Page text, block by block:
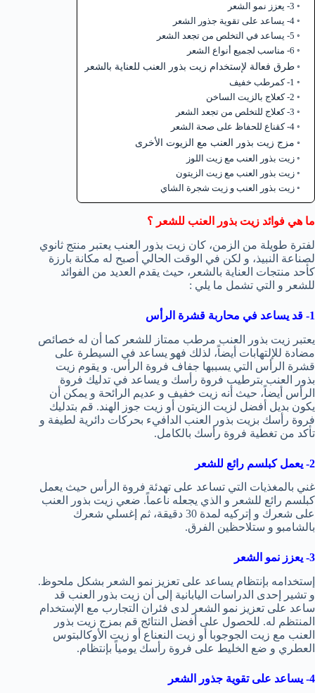
3- يعزز نمو الشعر
4- يساعد على تقوية جذور الشعر
5- يساعد في التخلص من تجعد الشعر
6- مناسب لجميع أنواع الشعر
طرق فعالة لإستخدام زيت بذور العنب للعناية بالشعر
1- كمرطب خفيف
2- كعلاج بالزيت الساخن
3- كعلاج للتخلص من تجعد الشعر
4- كقناع للحفاظ على صحة الشعر
مزج زيت بذور العنب مع الزيوت الأخرى
زيت بذور العنب مع زيت اللوز
زيت بذور العنب مع زيت الزيتون
زيت بذور العنب و زيت شجرة الشاي
ما هي فوائد زيت بذور العنب للشعر ؟
لفترة طويلة من الزمن، كان زيت بذور العنب يعتبر منتج ثانوي
لصناعة النبيذ، و لكن في الوقت الحالي أصبح له مكانة بارزة
كأحد منتجات العناية بالشعر، حيث يقدم العديد من الفوائد
للشعر و التي تشمل ما يلي :
1- قد يساعد في محاربة قشرة الرأس
يعتبر زيت بذور العنب مرطب ممتاز للشعر كما أن له خصائص
مضادة للإلتهابات أيضاً، لذلك فهو يساعد في السيطرة على
قشرة الرأس التي يسببها جفاف فروة الرأس. و يقوم زيت
بذور العنب بترطيب فروة رأسك و يساعد في تدليك فروة
الرأس أيضاً، حيث أنه زيت خفيف و عديم الرائحة و يمكن أن
يكون بديل أفضل لزيت الزيتون أو زيت جوز الهند. قم بتدليك
فروة رأسك بزيت بذور العنب الدافيء بحركات دائرية لطيفة و
تأكد من تغطية فروة رأسك بالكامل.
2- يعمل كبلسم رائع للشعر
غني بالمغذيات التي تساعد على تهدئة فروة الرأس حيث يعمل
كبلسم رائع للشعر و الذي يجعله ناعماً. ضعي زيت بذور العنب
على شعرك و إتركيه لمدة 30 دقيقة، ثم إغسلي شعرك
بالشامبو و ستلاحظين الفرق.
3- يعزز نمو الشعر
إستخدامه بإنتظام يساعد على تعزيز نمو الشعر بشكل ملحوظ.
و تشير إحدى الدراسات اليابانية إلى أن زيت بذور العنب قد
ساعد على تعزيز نمو الشعر لدى فئران التجارب مع الإستخدام
المنتظم له. للحصول على أفضل النتائج قم بمزج زيت بذور
العنب مع زيت الجوجوبا أو زيت النعناع أو زيت الأوكالبتوس
العطري و ضع الخليط على فروة رأسك يومياً بإنتظام.
4- يساعد على تقوية جذور الشعر